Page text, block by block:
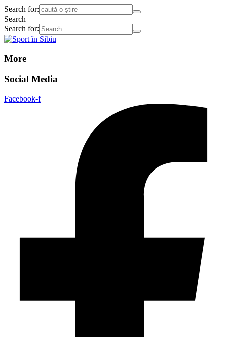
Search for:
Search
Search for:
More
Social Media
Facebook-f